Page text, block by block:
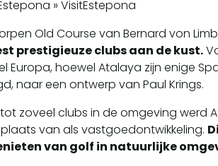
Old Course van Bernard von
prestigieuze clubs aan de kust.
Europa, hoewel Atalaya zijn enige
naar een ontwerp van Paul Krings.
zoveel clubs in de omgeving werd
van als vastgoedontwikkeling.
van golf in natuurlijke